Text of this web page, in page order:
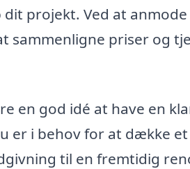
projekt. Ved at
priser og
en god idé at have en
er i behov for at dække
til en fremtidig